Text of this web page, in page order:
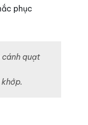
phục
cánh quạt